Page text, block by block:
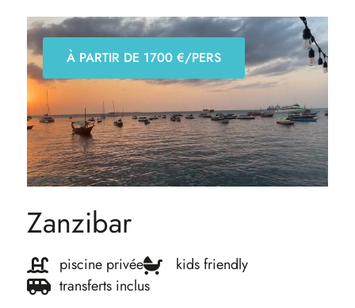
Zanzibar
piscine privée
kids friendly
transferts inclus
À PARTIR DE 1700 €/PERS